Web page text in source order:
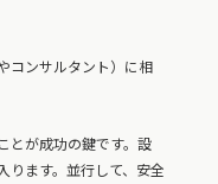
コンサルタント）に相
とが成功の鍵です。設
ります。並行して、安全